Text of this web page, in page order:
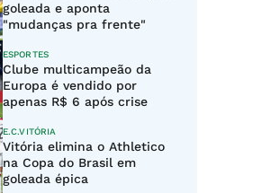
goleada e aponta
"mudanças pra frente"
ESPORTES
Clube multicampeão da
Europa é vendido por
apenas R$ 6 após crise
E.C.VITÓRIA
Vitória elimina o Athletico
na Copa do Brasil em
goleada épica